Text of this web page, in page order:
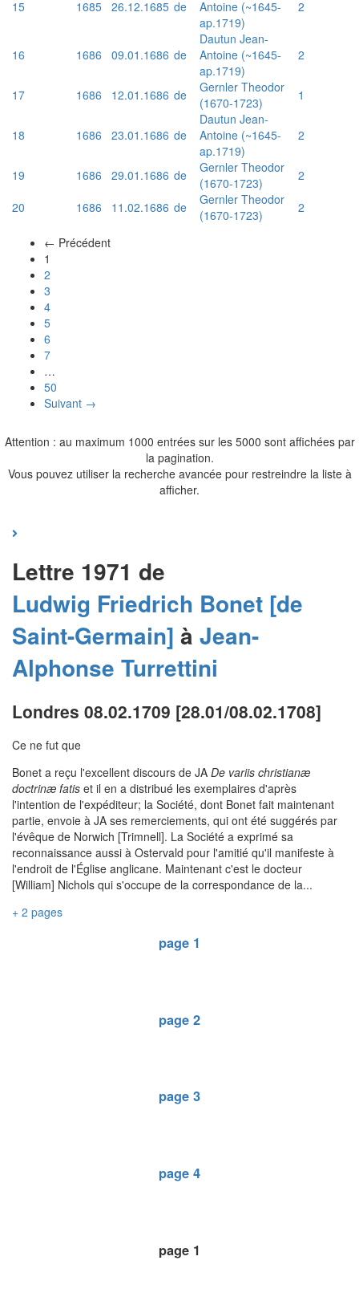
15 1685 26.12.1685 de
Antoine (~1645-
ap.1719)
2
16 1686 09.01.1686 de
Dautun Jean-
Antoine (~1645-
ap.1719)
2
17 1686 12.01.1686 de
Gernler Theodor
(1670-1723)
1
18 1686 23.01.1686 de
Dautun Jean-
Antoine (~1645-
ap.1719)
2
19 1686 29.01.1686 de
Gernler Theodor
(1670-1723)
2
20
1686 11.02.1686 de
Gernler Theodor
(1670-1723)
2
← Précédent
1
2
3
4
5
6
7
…
50
Suivant →
Attention : au maximum 1000 entrées sur les 5000 sont affichées par
la pagination.
Vous pouvez utiliser la recherche avancée pour restreindre la liste à
afficher.
Lettre 1971 de
Ludwig Friedrich Bonet [de
Saint-Germain] à Jean-
Alphonse Turrettini
Londres 08.02.1709 [28.01/08.02.1708]
Ce ne fut que
Bonet a reçu l'excellent discours de JA De variis christianæ
doctrinæ fatis et il en a distribué les exemplaires d'après
l'intention de l'expéditeur; la Société, dont Bonet fait maintenant
partie, envoie à JA ses remerciements, qui ont été suggérés par
l'évêque de Norwich [Trimnell]. La Société a exprimé sa
reconnaissance aussi à Ostervald pour l'amitié qu'il manifeste à
l'endroit de l'Église anglicane. Maintenant c'est le docteur
[William] Nichols qui s'occupe de la correspondance de la...
+ 2 pages
page 1
page 2
page 3
page 4
page 1